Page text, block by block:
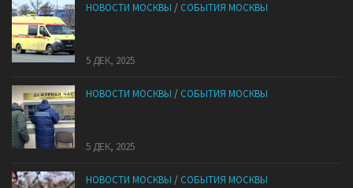
НОВОСТИ МОСКВЫ / СОБЫТИЯ МОСКВЫ
5 ДЕК, 2025
НОВОСТИ МОСКВЫ / СОБЫТИЯ МОСКВЫ
5 ДЕК, 2025
НОВОСТИ МОСКВЫ / СОБЫТИЯ МОСКВЫ